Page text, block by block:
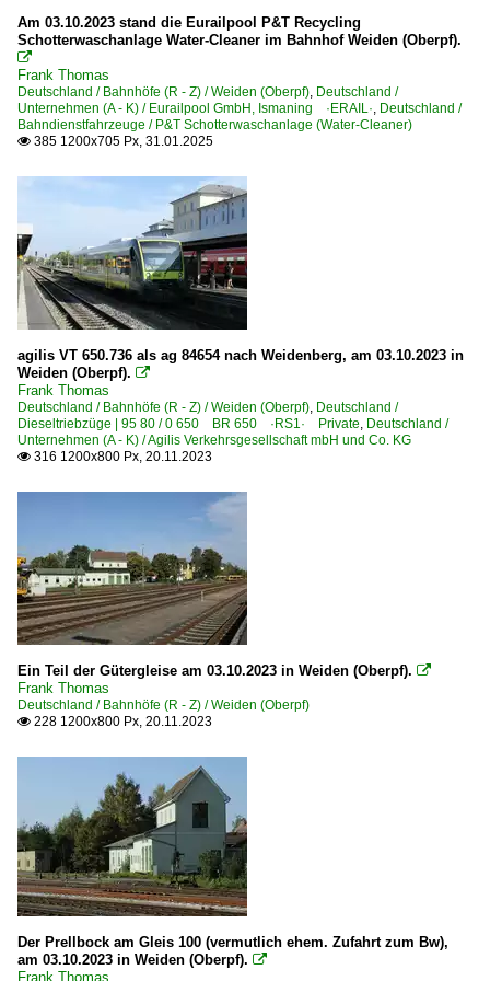
KLV Containerzüge
Militärtransporte
Regionalzüge (Bundesländer)
Bayern
Strecken | KBS 800-999
855 Regensburg – Weiden – Oberkotzau (–Hof)
Unternehmen (A - K)
Agilis Verkehrsgesellschaft mbH und Co. KG
DB Cargo Deutschland AG, Mainz ex DB Schenker
Die Länderbahn GmbH - Arriva-Länderbahn-Express
Die Länderbahn GmbH - Vogtlandbahn ·VBG·
Eurailpool GmbH, Ismaning ·ERAIL·
Unternehmen (L - Z)
Leipziger Eisenbahnverkehrsgesellschaft mbH ·LEG·
PRESS Eisenbahn-Bau- und Betriebsgesellschaft
Unternehmen | historisch
Am 03.10.2023 stand die Eurailpool P&T Recycling
Schotterwaschanlage Water-Cleaner im Bahnhof Weiden (Oberpf).

Frank Thomas
Deutschland / Bahnhöfe (R - Z) / Weiden (Oberpf), Deutschland /
Unternehmen (A - K) / Eurailpool GmbH, Ismaning ·ERAIL·, Deutschland /
Bahndienstfahrzeuge / P&T Schotterwaschanlage (Water-Cleaner)
 385 1200x705 Px, 31.01.2025
agilis VT 650.736 als ag 84654 nach Weidenberg, am 03.10.2023 in
Weiden (Oberpf). 
Frank Thomas
Deutschland / Bahnhöfe (R - Z) / Weiden (Oberpf), Deutschland /
Dieseltriebzüge | 95 80 / 0 650 BR 650 ·RS1· Private, Deutschland /
Unternehmen (A - K) / Agilis Verkehrsgesellschaft mbH und Co. KG
 316 1200x800 Px, 20.11.2023
Ein Teil der Gütergleise am 03.10.2023 in Weiden (Oberpf). 
Frank Thomas
Deutschland / Bahnhöfe (R - Z) / Weiden (Oberpf)
 228 1200x800 Px, 20.11.2023
Der Prellbock am Gleis 100 (vermutlich ehem. Zufahrt zum Bw),
am 03.10.2023 in Weiden (Oberpf). 
Frank Thomas